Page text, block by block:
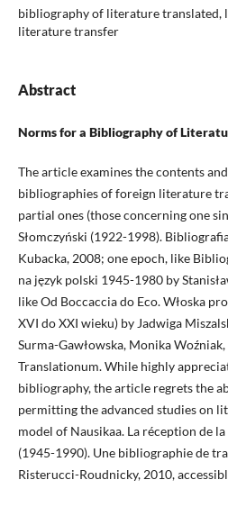
bibliography of literature translated,
literature transfer
Abstract
Norms for a Bibliography of
The article examines the contents
bibliographies of foreign literature
partial ones (those concerning one
Słomczyński (1922-1998).
Kubacka, 2008; one epoch, like
na język polski 1945-1980 by
like Od Boccaccia do Eco. Włoska
XVI do XXI wieku) by Jadwiga
Surma-Gawłowska, Monika
Translationum. While highly
bibliography, the article regrets the
permitting the advanced studies on
model of Nausikaa. La réception de
(1945-1990). Une bibliographie de
Risterucci-Roudnicky, 2010,